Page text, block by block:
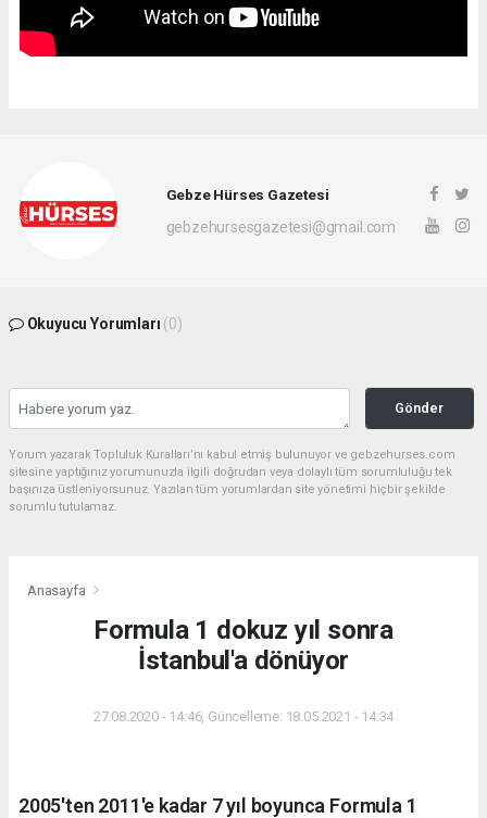
Gebze Hürses Gazetesi
gebzehursesgazetesi@gmail.com
Okuyucu Yorumları (0)
Gönder
Yorum yazarak Topluluk Kuralları’nı kabul etmiş bulunuyor ve gebzehurses.com
sitesine yaptığınız yorumunuzla ilgili doğrudan veya dolaylı tüm sorumluluğu tek
başınıza üstleniyorsunuz. Yazılan tüm yorumlardan site yönetimi hiçbir şekilde
sorumlu tutulamaz.
Anasayfa
Formula 1 dokuz yıl sonra
İstanbul'a dönüyor
27.08.2020 - 14:46, Güncelleme: 18.05.2021 - 14:34
2005'ten 2011'e kadar 7 yıl boyunca Formula 1